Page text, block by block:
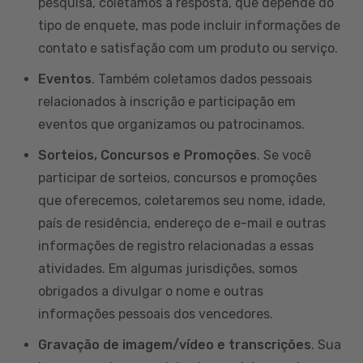
tipo de enquete, mas pode incluir informações de
contato e satisfação com um produto ou serviço.
Eventos. Também coletamos dados pessoais
relacionados à inscrição e participação em
eventos que organizamos ou patrocinamos.
Sorteios, Concursos e Promoções. Se você
participar de sorteios, concursos e promoções
que oferecemos, coletaremos seu nome, idade,
país de residência, endereço de e-mail e outras
informações de registro relacionadas a essas
atividades. Em algumas jurisdições, somos
obrigados a divulgar o nome e outras
informações pessoais dos vencedores.
Gravação de imagem/vídeo e transcrições. Sua